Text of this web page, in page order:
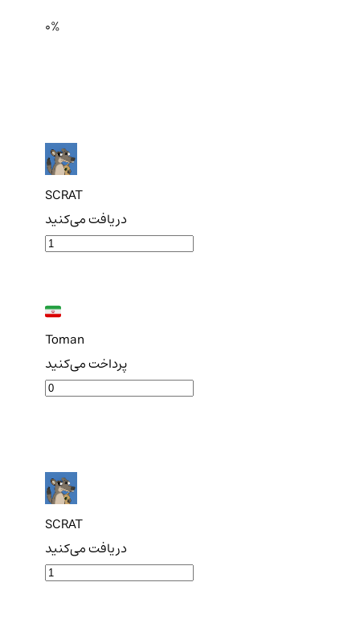
0%
SCRAT
دریافت می‌کنید
Toman
پرداخت می‌کنید
SCRAT
دریافت می‌کنید